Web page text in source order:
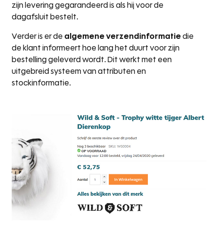
zijn levering gegarandeerd is als hij voor de
dagafsluit bestelt.
Verder is er de algemene verzendinformatie die
de klant informeert hoe lang het duurt voor zijn
bestelling geleverd wordt. Dit werkt met een
uitgebreid systeem van attributen en
stockinformatie.